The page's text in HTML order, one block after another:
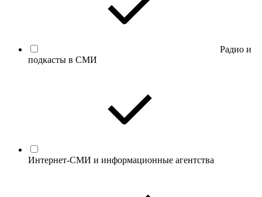
Радио и
подкасты в СМИ
Интернет-СМИ и информационные агентства